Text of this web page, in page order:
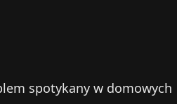
spotykany w domowych